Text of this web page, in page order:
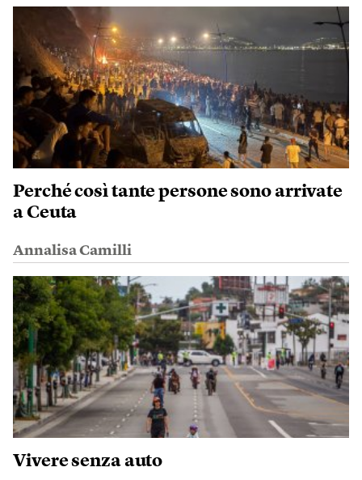
Perché così tante persone sono arrivate
a Ceuta
Annalisa Camilli
Vivere senza auto